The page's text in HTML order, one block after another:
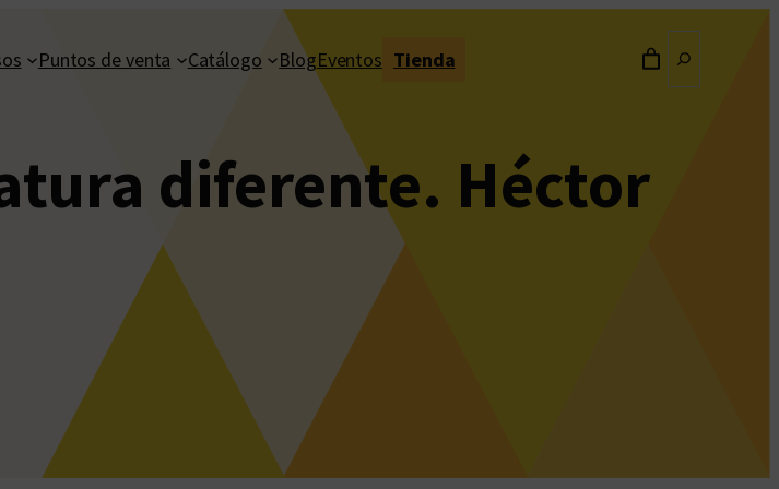
Puntos de venta Catálogo BlogEventos Tienda
diferente. Héctor